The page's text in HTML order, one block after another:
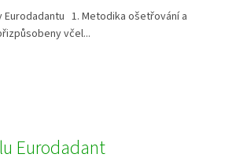
Eurodadantu 1. Metodika ošetřování a
včel...
Eurodadant